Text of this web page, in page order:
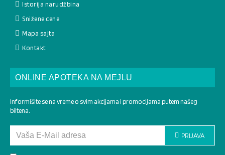
Istorija narudžbina
Snižene cene
Mapa sajta
Kontakt
ONLINE APOTEKA NA MEJLU
Informišite se na vreme o svim akcijama i promocijama putem našeg
biltena.
PRIJAVA